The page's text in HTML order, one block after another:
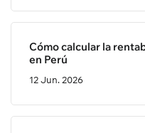
Cómo calcular la
en Perú
12 Jun. 2026